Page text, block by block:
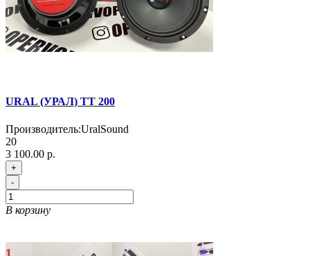
URAL (УРАЛ) TT 200
Производитель:UralSound
20
3 100.00 р.
+
-
В корзину